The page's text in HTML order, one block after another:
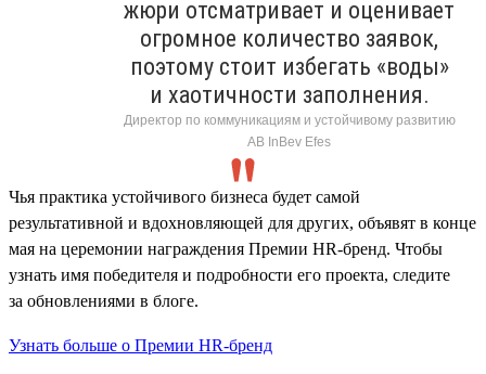
жюри отсматривает и оценивает
огромное количество заявок,
поэтому стоит избегать «воды»
и хаотичности заполнения.
Директор по коммуникациям и устойчивому развитию
AB InBev Efes
Чья практика устойчивого бизнеса будет самой
результативной и вдохновляющей для других, объявят в конце
мая на церемонии награждения Премии HR-бренд. Чтобы
узнать имя победителя и подробности его проекта, следите
за обновлениями в блоге.
Узнать больше о Премии HR-бренд